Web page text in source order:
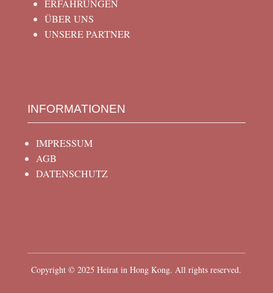
ERFAHRUNGEN
ÜBER UNS
UNSERE PARTNER
INFORMATIONEN
IMPRESSUM
AGB
DATENSCHUTZ
Copyright © 2025 Heirat in Hong Kong. All rights reserved.